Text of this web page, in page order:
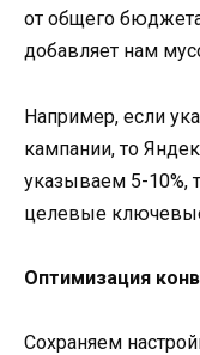
от общего
добавляет нам
Например, если
кампании, то
указываем 5-10%,
целевые
Оптимизация
Сохраняем